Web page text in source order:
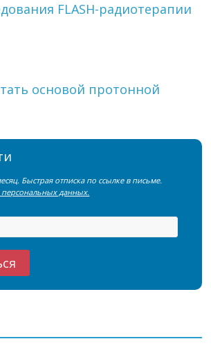
FLASH-радиотерапии
основой протонной
Быстрая отписка по ссылке в письме.
данных.